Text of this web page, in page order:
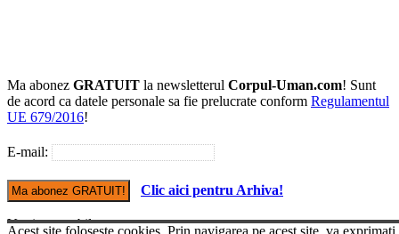
Ma abonez GRATUIT la newsletterul Corpul-Uman.com! Sunt
de acord ca datele personale sa fie prelucrate conform Regulamentul
UE 679/2016!
E-mail:
Clic aici pentru Arhiva!
Versiune mobile
Acest site foloseste cookies. Prin navigarea pe acest site, va exprimati